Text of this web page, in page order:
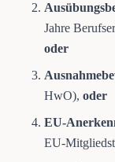
Jahre
oder
HwO), oder
EU-
EU-